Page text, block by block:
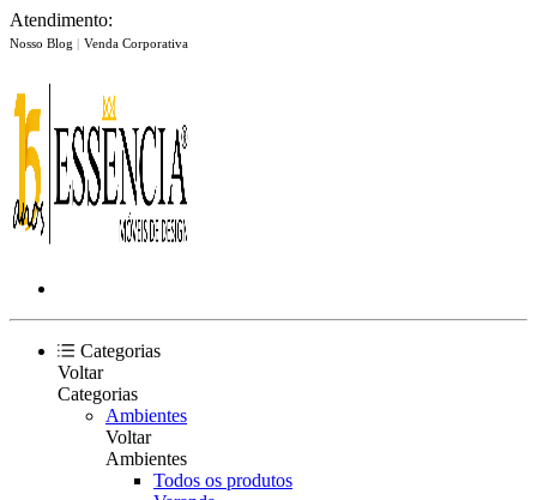
Atendimento:
Nosso Blog | Venda Corporativa
Categorias
Voltar
Categorias
Ambientes
Voltar
Ambientes
Todos os produtos